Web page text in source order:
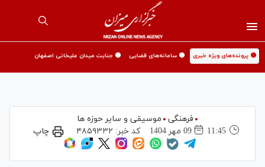
🟡 پرونده‌های ویژه خبری 🟡 سامانه‌های قضایی 🟡 جنایت میدان علیخانی اصفهان
فرهنگی
موسیقی و سایر حوزه ها
11:45
09 مهر 1404 کد خبر: ۴۸۵۹۳۳۲ چاپ